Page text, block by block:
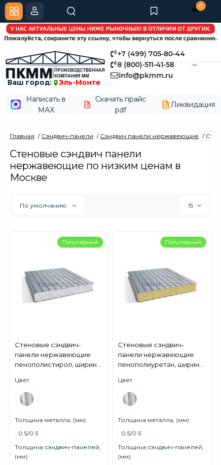
+7 (499) 705-80-44
8 (800)-511-41-58
info@pkmm.ru
Ваш город:
Эль-Монте
Написать в
MAX
Скачать прайс
pdf
Ликвидация
0
Главная Сэндвич-панели Сэндвич панели нержавеющие
Стеновые сэндвич панели
нержавеющие по низким ценам в
Москве
По умолчанию 15
Популярный
Стеновые сэндвич-
панели нержавеющие
пенополистирол, ширина
0.5/0.5, AISI 430
Цвет
Толщина металла, (мм)
0.5/0.5
Толщина сэндвич-панелей,
(мм)
Популярный
Стеновые сэндвич-
панели нержавеющие
пенополиуретан, ширина
0.5/0.5, AISI 430
Цвет
Толщина металла, (мм)
0.5/0.5
Толщина сэндвич-панелей,
(мм)